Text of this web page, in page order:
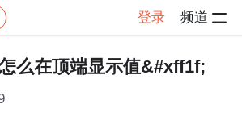
登录 频道
帖子详情
么在顶端显示值&#xff1f;